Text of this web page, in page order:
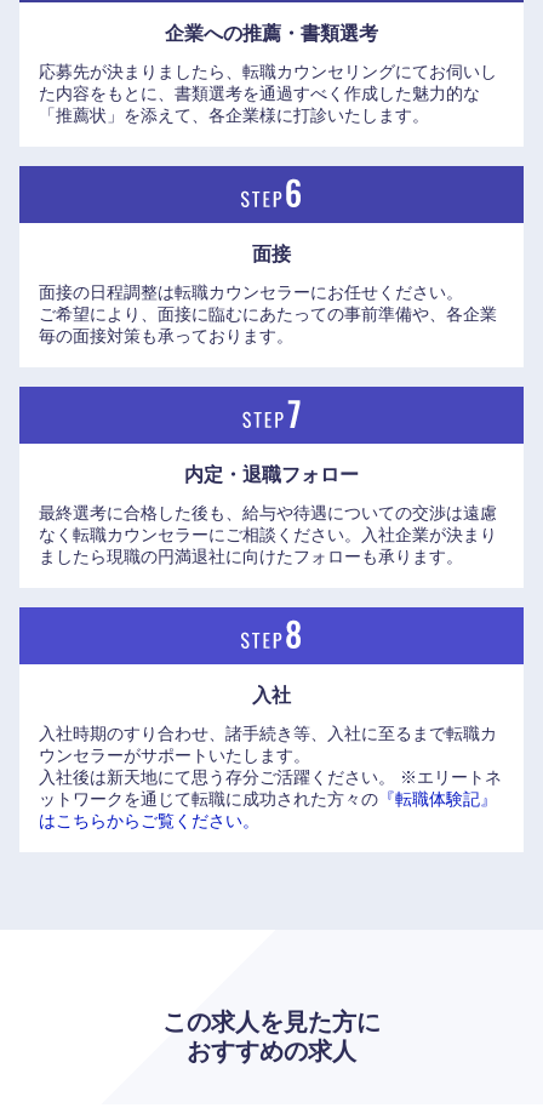
企業への推薦・書類選考
応募先が決まりましたら、転職カウンセリングにてお伺いし
た内容をもとに、書類選考を通過すべく作成した魅力的な
「推薦状」を添えて、各企業様に打診いたします。
面接
面接の日程調整は転職カウンセラーにお任せください。
ご希望により、面接に臨むにあたっての事前準備や、各企業
毎の面接対策も承っております。
内定・退職フォロー
最終選考に合格した後も、給与や待遇についての交渉は遠慮
なく転職カウンセラーにご相談ください。入社企業が決まり
ましたら現職の円満退社に向けたフォローも承ります。
入社
入社時期のすり合わせ、諸手続き等、入社に至るまで転職カ
ウンセラーがサポートいたします。
入社後は新天地にて思う存分ご活躍ください。
※エリートネ
ットワークを通じて転職に成功された方々の 『転職体験記』
はこちらからご覧ください。
この求人を見た方に
おすすめの求人
中国・四国地方
鳥取県 島根県
岡山県 広島県